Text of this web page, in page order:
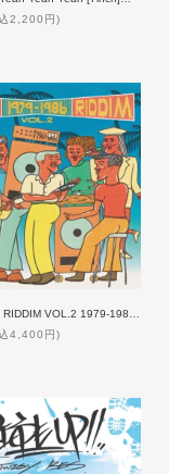
2,200円)
4,400円)